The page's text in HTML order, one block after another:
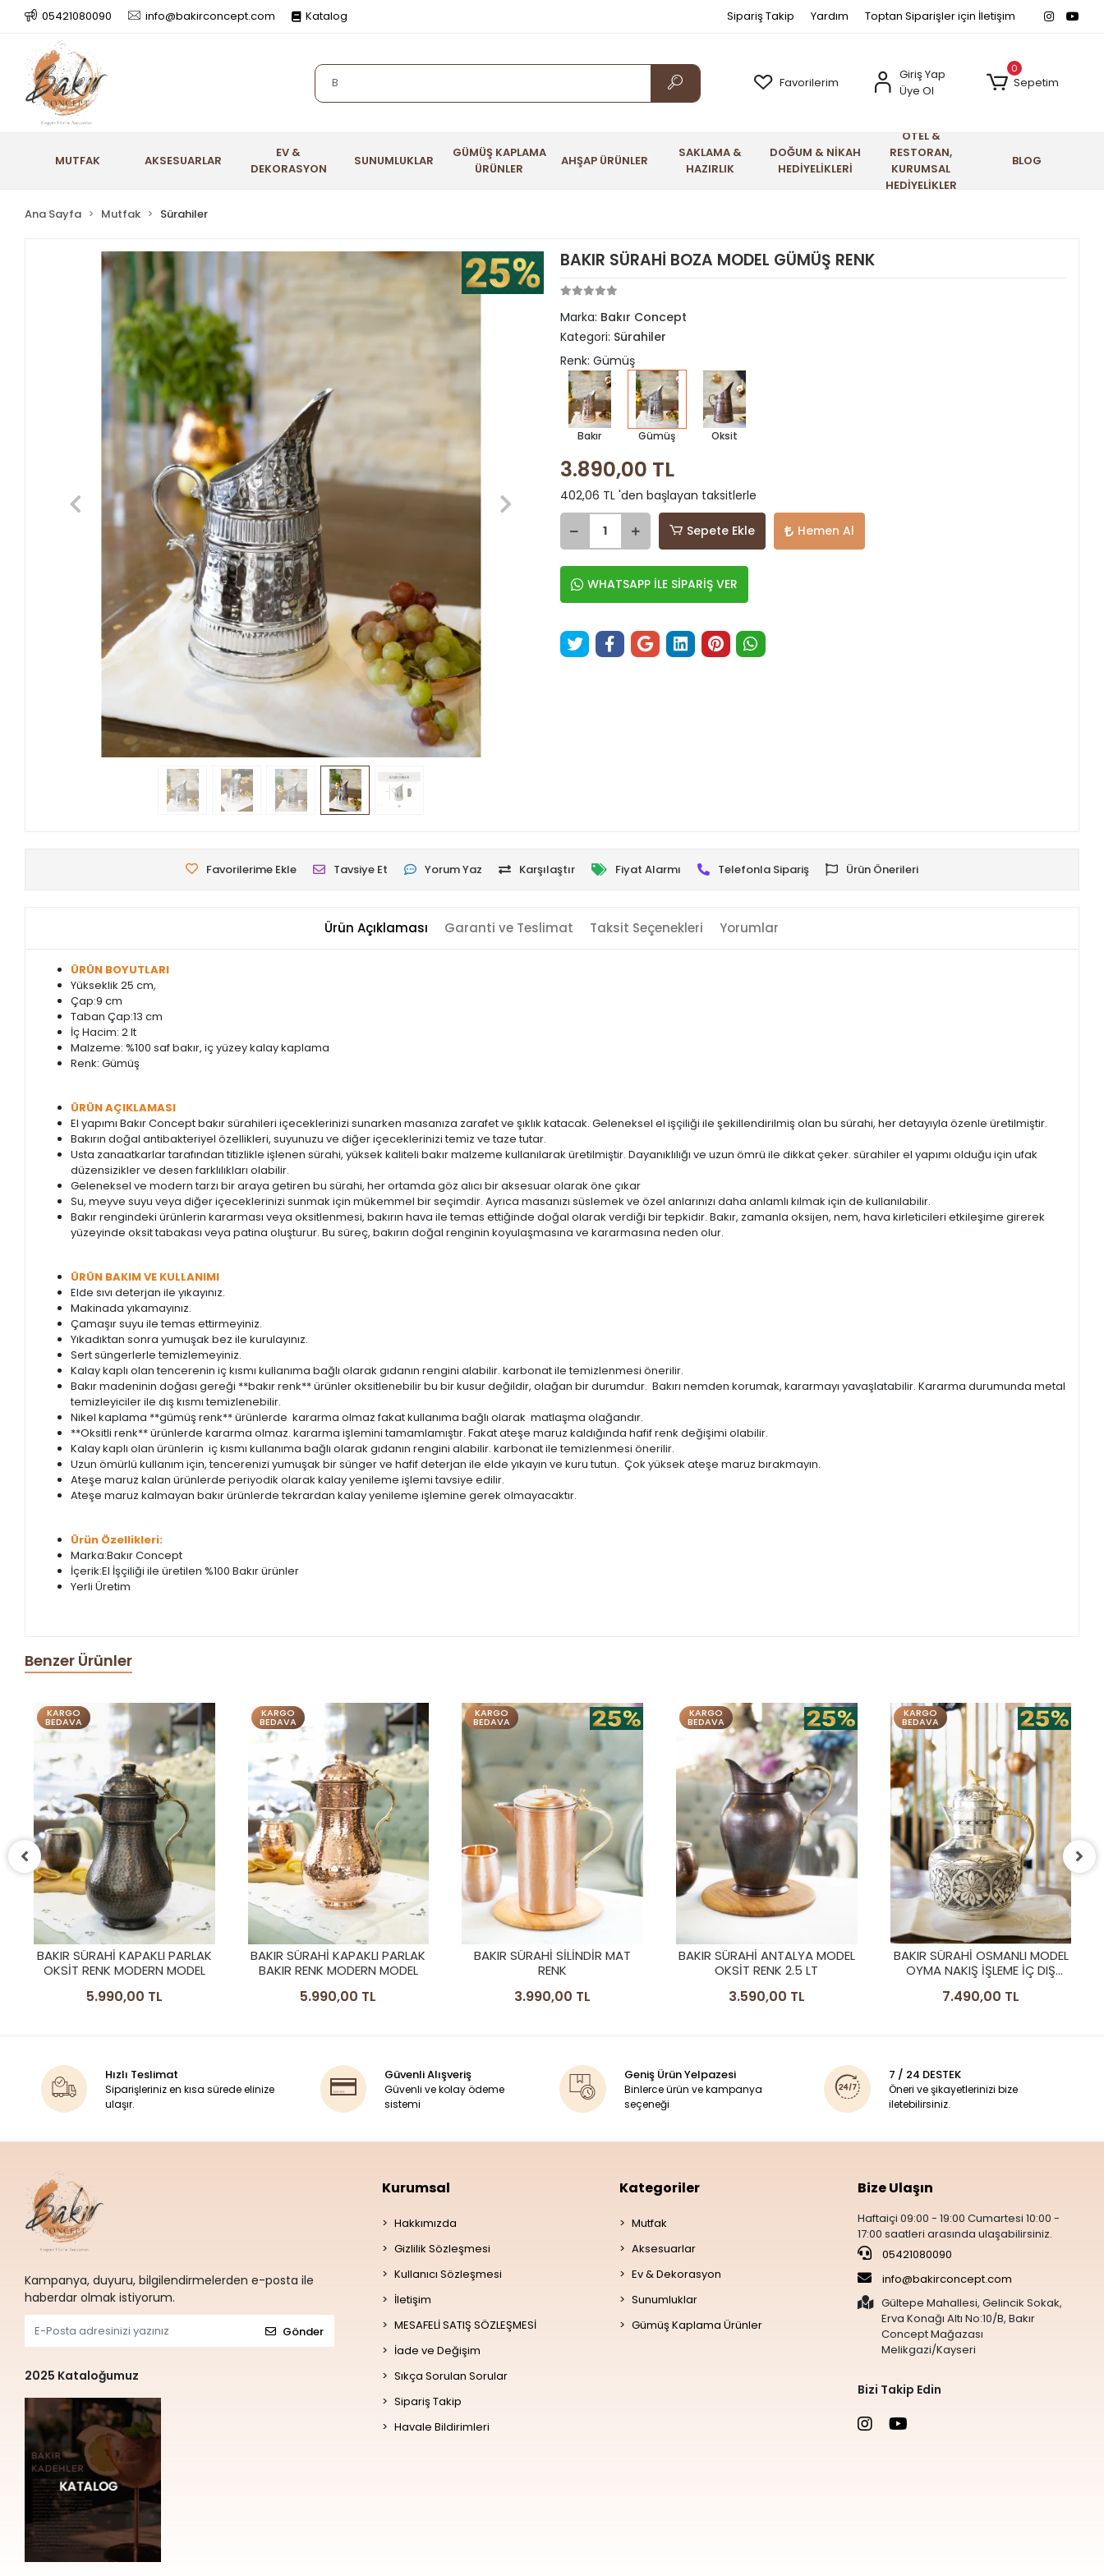
05421080090 info@bakirconcept.com Katalog Sipariş Takip Yardım Toptan Siparişler için İletişim
Favorilerim
Giriş Yap
Üye Ol
0
Sepetim
MUTFAK AKSESUARLAR
EV &
DEKORASYON
SUNUMLUKLAR
GÜMÜŞ KAPLAMA
ÜRÜNLER
AHŞAP ÜRÜNLER
SAKLAMA &
HAZIRLIK
DOĞUM & NİKAH
HEDİYELİKLERİ
OTEL &
RESTORAN,
KURUMSAL
HEDİYELİKLER
BLOG
Ana Sayfa Mutfak Sürahiler
BAKIR SÜRAHİ BOZA MODEL GÜMÜŞ RENK
Marka: Bakır Concept
Kategori: Sürahiler
Renk: Gümüş
Bakır Gümüş Oksit
3.890,00 TL
402,06 TL 'den başlayan taksitlerle
Sepete Ekle Hemen Al
WHATSAPP İLE SİPARİŞ VER
Favorilerime Ekle Tavsiye Et Yorum Yaz Karşılaştır Fiyat Alarmı Telefonla Sipariş Ürün Önerileri
Ürün Açıklaması Garanti ve Teslimat Taksit Seçenekleri Yorumlar
ÜRÜN BOYUTLARI
Yükseklik 25 cm,
Çap:9 cm
Taban Çap:13 cm
İç Hacim: 2 lt
Malzeme: %100 saf bakır, iç yüzey kalay kaplama
Renk: Gümüş
ÜRÜN AÇIKLAMASI
El yapımı Bakır Concept bakır sürahileri içeceklerinizi sunarken masanıza zarafet ve şıklık katacak. Geleneksel el işçiliği ile şekillendirilmiş olan bu sürahi, her detayıyla özenle üretilmiştir.
Bakırın doğal antibakteriyel özellikleri, suyunuzu ve diğer içeceklerinizi temiz ve taze tutar.
Usta zanaatkarlar tarafından titizlikle işlenen sürahi, yüksek kaliteli bakır malzeme kullanılarak üretilmiştir. Dayanıklılığı ve uzun ömrü ile dikkat çeker. sürahiler el yapımı olduğu için ufak
düzensizikler ve desen farklılıkları olabilir.
Geleneksel ve modern tarzı bir araya getiren bu sürahi, her ortamda göz alıcı bir aksesuar olarak öne çıkar
Su, meyve suyu veya diğer içeceklerinizi sunmak için mükemmel bir seçimdir. Ayrıca masanızı süslemek ve özel anlarınızı daha anlamlı kılmak için de kullanılabilir.
Bakır rengindeki ürünlerin kararması veya oksitlenmesi, bakırın hava ile temas ettiğinde doğal olarak verdiği bir tepkidir. Bakır, zamanla oksijen, nem, hava kirleticileri etkileşime girerek
yüzeyinde oksit tabakası veya patina oluşturur. Bu süreç, bakırın doğal renginin koyulaşmasına ve kararmasına neden olur.
ÜRÜN BAKIM VE KULLANIMI
Elde sıvı deterjan ile yıkayınız.
Makinada yıkamayınız.
Çamaşır suyu ile temas ettirmeyiniz.
Yıkadıktan sonra yumuşak bez ile kurulayınız.
Sert süngerlerle temizlemeyiniz.
Kalay kaplı olan tencerenin iç kısmı kullanıma bağlı olarak gıdanın rengini alabilir. karbonat ile temizlenmesi önerilir.
Bakır madeninin doğası gereği **bakır renk** ürünler oksitlenebilir bu bir kusur değildir, olağan bir durumdur. Bakırı nemden korumak, kararmayı yavaşlatabilir. Kararma durumunda metal
temizleyiciler ile dış kısmı temizlenebilir.
Nikel kaplama **gümüş renk** ürünlerde kararma olmaz fakat kullanıma bağlı olarak matlaşma olağandır.
**Oksitli renk** ürünlerde kararma olmaz. kararma işlemini tamamlamıştır. Fakat ateşe maruz kaldığında hafif renk değişimi olabilir.
Kalay kaplı olan ürünlerin iç kısmı kullanıma bağlı olarak gıdanın rengini alabilir. karbonat ile temizlenmesi önerilir.
Uzun ömürlü kullanım için, tencerenizi yumuşak bir sünger ve hafif deterjan ile elde yıkayın ve kuru tutun. Çok yüksek ateşe maruz bırakmayın.
Ateşe maruz kalan ürünlerde periyodik olarak kalay yenileme işlemi tavsiye edilir.
Ateşe maruz kalmayan bakır ürünlerde tekrardan kalay yenileme işlemine gerek olmayacaktır.
Ürün Özellikleri:
Marka:Bakır Concept
İçerik:El İşçiliği ile üretilen %100 Bakır ürünler
Yerli Üretim
Benzer Ürünler
KARGO
BEDAVA
BAKIR SÜRAHI KAPAKLI PARLAK
BAKIR RENK MODERN MODEL
5.990,00 TL
KARGO
BEDAVA
BAKIR SÜRAHİ SİLİNDİR MAT
RENK
3.990,00 TL
KARGO
BEDAVA
BAKIR SÜRAHİ ANTALYA MODEL
OKSİT RENK 2.5 LT
3.590,00 TL
KARGO
BEDAVA
BAKIR SÜRAHİ OSMANLI MODEL
OYMA NAKIŞ İŞLEME İÇ DIŞ
7.490,00 TL
KARGO
BEDAVA
BAKIR SÜRAHİ İŞLEMELİ
OSMANLI MODEL MAT BAKIR
RENK
7.490,00 TL
Hızlı Teslimat
Siparişleriniz en kısa sürede elinize
ulaşır.
Güvenli Alışveriş
Güvenli ve kolay ödeme
sistemi
Geniş Ürün Yelpazesi
Binlerce ürün ve kampanya
seçeneği
7 / 24 DESTEK
Öneri ve şikayetlerinizi bize
iletebilirsiniz.
Kampanya, duyuru, bilgilendirmelerden e-posta ile
haberdar olmak istiyorum.
Gönder
2025 Kataloğumuz
Kurumsal
Hakkımızda
Gizlilik Sözleşmesi
Kullanıcı Sözleşmesi
İletişim
MESAFELİ SATIŞ SÖZLEŞMESİ
İade ve Değişim
Sıkça Sorulan Sorular
Sipariş Takip
Havale Bildirimleri
Kategoriler
Mutfak
Aksesuarlar
Ev & Dekorasyon
Sunumluklar
Gümüş Kaplama Ürünler
Bize Ulaşın
Haftaiçi 09:00 - 19:00 Cumartesi 10:00 -
17:00 saatleri arasında ulaşabilirsiniz.
05421080090
info@bakirconcept.com
Gültepe Mahallesi, Gelincik Sokak,
Erva Konağı Altı No:10/B, Bakır
Concept Mağazası
Melikgazi/Kayseri
Bizi Takip Edin